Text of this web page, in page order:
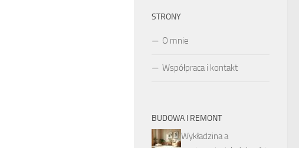
STRONY
O mnie
Współpraca i kontakt
BUDOWA I REMONT
Wykładzina a